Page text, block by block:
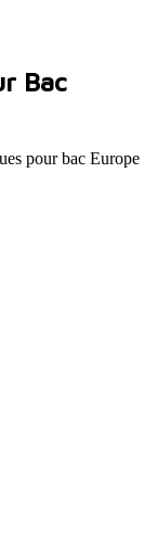
Bac
pour bac Europe